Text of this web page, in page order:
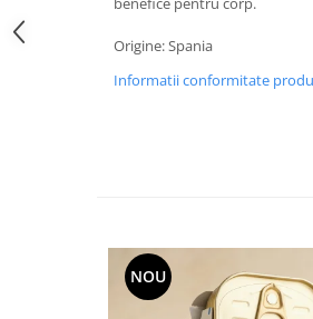
Origine: Spania
Informatii conformitate
NOU